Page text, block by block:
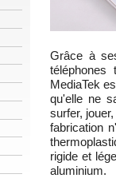
Grâce à
MediaTek
qu'elle ne
surfer,
fabrication
rigide et
aluminium.